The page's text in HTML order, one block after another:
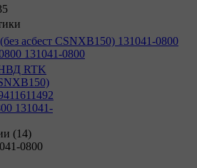
асбест CSNXB150) 131041-0800
131041-0800
RTK
131041-
(14)
0800